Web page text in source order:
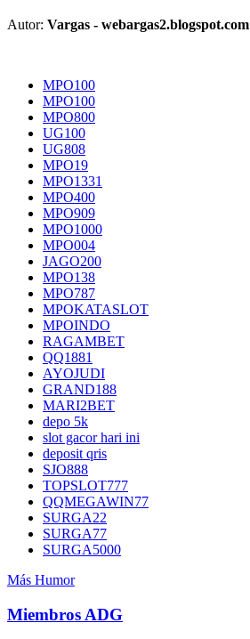
Autor: Vargas - webargas2.blogspot.com
MPO100
MPO100
MPO800
UG100
UG808
MPO19
MPO1331
MPO400
MPO909
MPO1000
MPO004
JAGO200
MPO138
MPO787
MPOKATASLOT
MPOINDO
RAGAMBET
QQ1881
AYOJUDI
GRAND188
MARI2BET
depo 5k
slot gacor hari ini
deposit qris
SJO888
TOPSLOT777
QQMEGAWIN77
SURGA22
SURGA77
SURGA5000
Más Humor
Miembros ADG